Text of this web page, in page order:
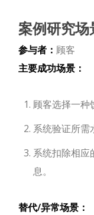
案例研究
参与者： 顾客
主要成功场景：
顾客选择一种
系统验证所需
系统扣除相应
息。
替代/异常场景：